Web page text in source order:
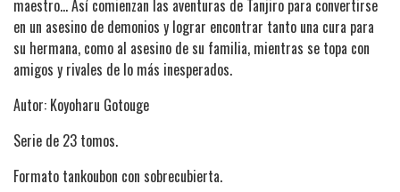
maestro… Así comienzan las aventuras de Tanjiro para convertirse
en un asesino de demonios y lograr encontrar tanto una cura para
su hermana, como al asesino de su familia, mientras se topa con
amigos y rivales de lo más inesperados.
Autor: Koyoharu Gotouge
Serie de 23 tomos.
Formato tankoubon con sobrecubierta.